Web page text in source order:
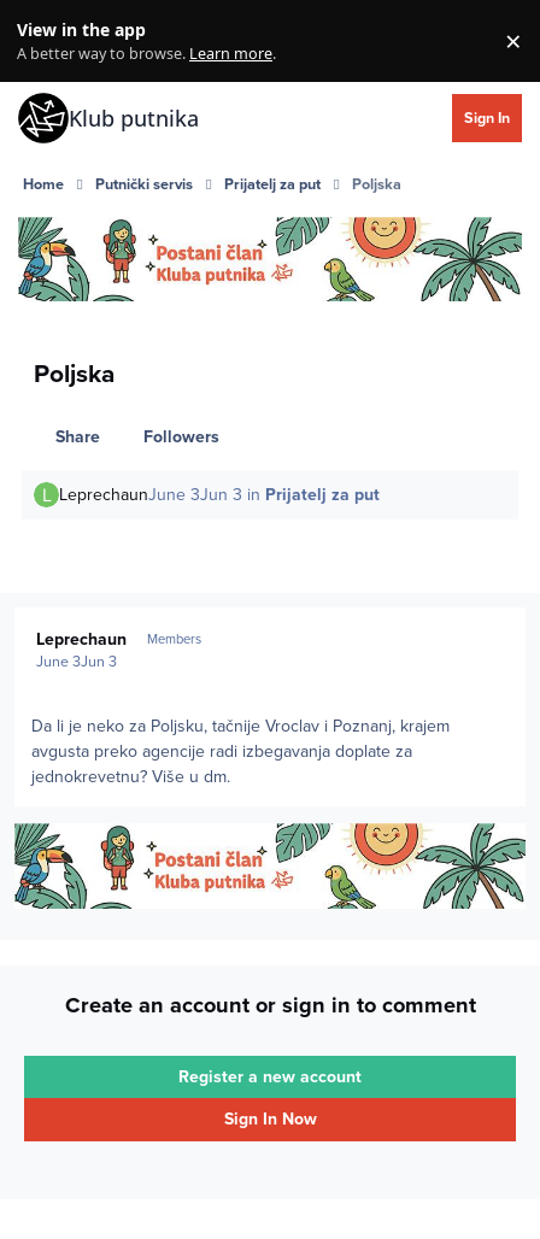
View in the app
A better way to browse. Learn more. ×
Klub putnika Sign In
Home Putnički servis Prijatelj za put Poljska
Poljska
Share Followers
LeprechaunJune 3Jun 3 in Prijatelj za put
Leprechaun Members
June 3Jun 3
Da li je neko za Poljsku, tačnije Vroclav i Poznanj, krajem
avgusta preko agencije radi izbegavanja doplate za
jednokrevetnu? Više u dm.
Create an account or sign in to comment
Register a new account
Sign In Now